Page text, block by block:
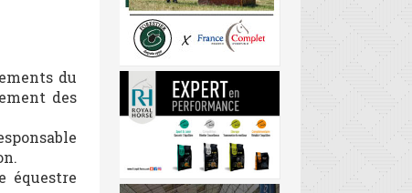
du
des
équestre